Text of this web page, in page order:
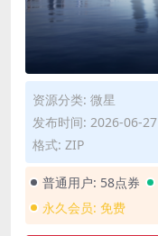
资源分类: 微星
发布时间: 2026-06-27
格式: ZIP
普通用户: 58点券
永久会员: 免费